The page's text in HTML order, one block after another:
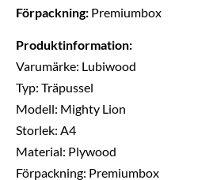
Förpackning: Premiumbox
Produktinformation:
Varumärke: Lubiwood
Typ: Träpussel
Modell: Mighty Lion
Storlek: A4
Material: Plywood
Förpackning: Premiumbox